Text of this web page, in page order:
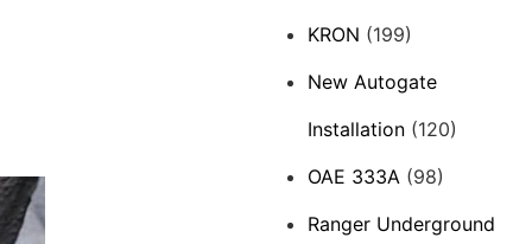
KRON (199)
New Autogate
Installation(120)
OAE 333A (98)
Ranger Underground